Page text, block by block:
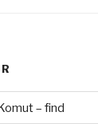
– find